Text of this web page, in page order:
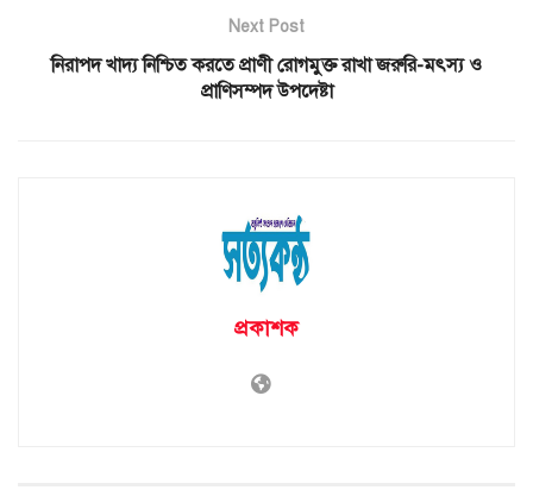
Next Post
নিরাপদ খাদ্য নিশ্চিত করতে প্রাণী রোগমুক্ত রাখা জরুরি-মৎস্য ও
প্রাণিসম্পদ উপদেষ্টা
প্রকাশক